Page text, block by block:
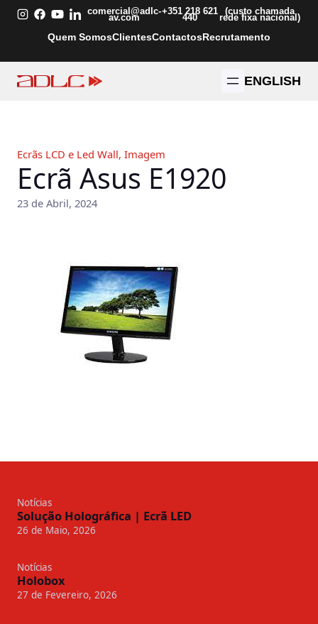
Saltar
para
conteúdo
comercial@adlc-
av.com
+351 218 621
440
(custo chamada
rede fixa nacional)
Quem SomosClientesContactosRecrutamento
ENGLISH
Ecrãs LCD e Led Wall, Imagem
Ecrã Asus E1920
23 de Abril, 2024
Notícias
Solução Holográfica | Ecrã LED
26 de Maio, 2026
Notícias
Holobox
27 de Fevereiro, 2026